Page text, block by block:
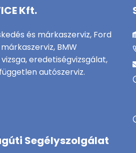
Kft.
és márkaszerviz, Ford
BMW
eredetiségvizsgálat,
autószerviz.
Segélyszolgálat